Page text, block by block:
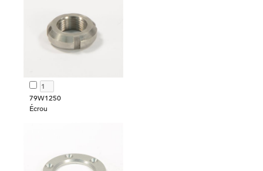
79W1250
Écrou